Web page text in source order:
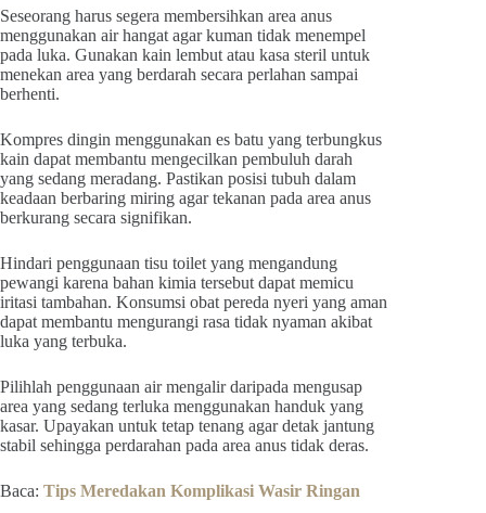
Seseorang harus segera membersihkan area anus
menggunakan air hangat agar kuman tidak menempel
pada luka. Gunakan kain lembut atau kasa steril untuk
menekan area yang berdarah secara perlahan sampai
berhenti.
Kompres dingin menggunakan es batu yang terbungkus
kain dapat membantu mengecilkan pembuluh darah
yang sedang meradang. Pastikan posisi tubuh dalam
keadaan berbaring miring agar tekanan pada area anus
berkurang secara signifikan.
Hindari penggunaan tisu toilet yang mengandung
pewangi karena bahan kimia tersebut dapat memicu
iritasi tambahan. Konsumsi obat pereda nyeri yang aman
dapat membantu mengurangi rasa tidak nyaman akibat
luka yang terbuka.
Pilihlah penggunaan air mengalir daripada mengusap
area yang sedang terluka menggunakan handuk yang
kasar. Upayakan untuk tetap tenang agar detak jantung
stabil sehingga perdarahan pada area anus tidak deras.
Baca: Tips Meredakan Komplikasi Wasir Ringan